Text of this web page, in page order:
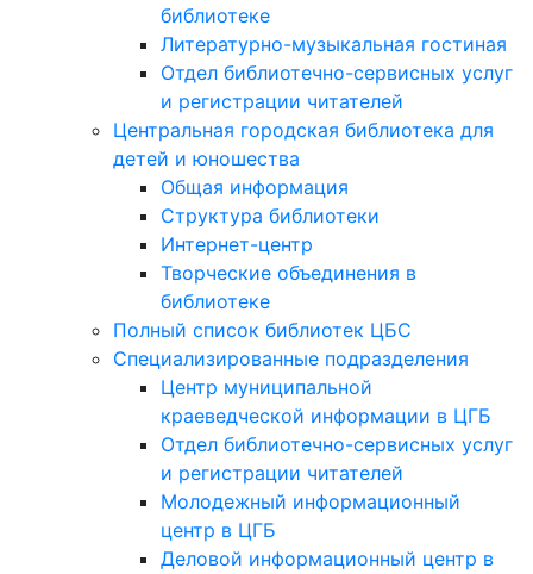
библиотеке
Литературно-музыкальная гостиная
Отдел библиотечно-сервисных услуг
и регистрации читателей
Центральная городская библиотека для
детей и юношества
Общая информация
Структура библиотеки
Интернет-центр
Творческие объединения в
библиотеке
Полный список библиотек ЦБС
Специализированные подразделения
Центр муниципальной
краеведческой информации в ЦГБ
Отдел библиотечно-сервисных услуг
и регистрации читателей
Молодежный информационный
центр в ЦГБ
Деловой информационный центр в